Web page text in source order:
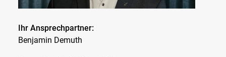
Ihr Ansprechpartner:
Benjamin Demuth